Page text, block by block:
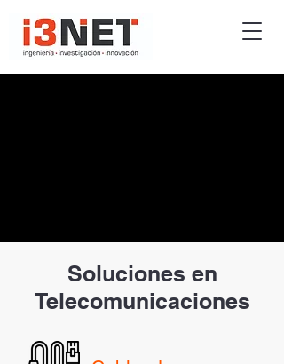
Soluciones en
Telecomunicaciones